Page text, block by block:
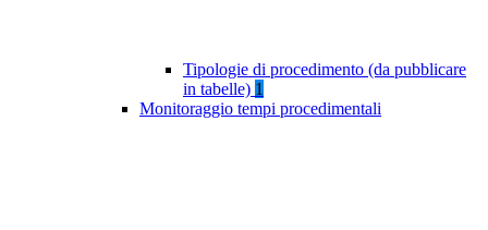
Tipologie di procedimento (da pubblicare
in tabelle) 1
Monitoraggio tempi procedimentali